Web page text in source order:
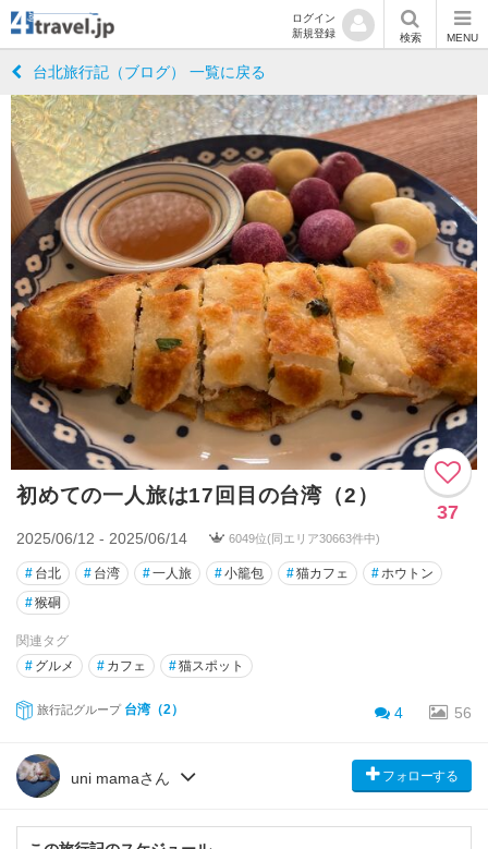
ログイン
新規登録
検索 MENU
台北旅行記（ブログ） 一覧に戻る
初めての一人旅は17回目の台湾（2）
37
2025/06/12 - 2025/06/14 6049位(同エリア30663件中)
# 台北 # 台湾 #一人旅 #小籠包 #猫カフェ #ホウトン
#猴硐
関連タグ
# グルメ # カフェ #猫スポット
旅行記グループ 台湾（2） 4 56
uni mamaさん フォローする